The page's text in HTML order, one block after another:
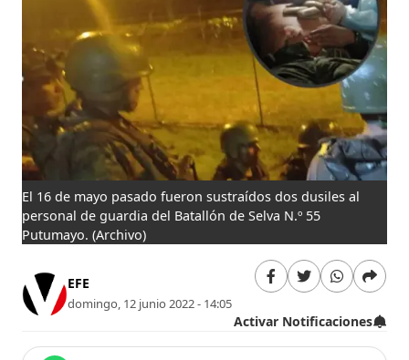
El 16 de mayo pasado fueron sustraídos dos dusiles al
personal de guardia del Batallón de Selva N.º 55
Putumayo. (Archivo)
EFE
domingo, 12 junio 2022 - 14:05
Activar Notificaciones